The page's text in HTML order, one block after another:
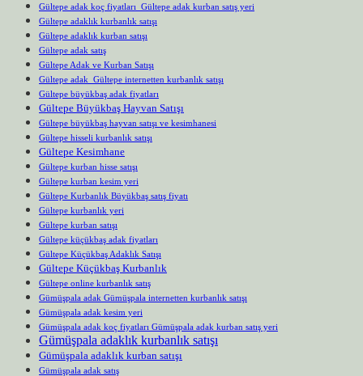
Gültepe adak koç fiyatları Gültepe adak kurban satış yeri
Gültepe adaklık kurbanlık satışı
Gültepe adaklık kurban satışı
Gültepe adak satış
Gültepe Adak ve Kurban Satışı
Gültepe adak Gültepe internetten kurbanlık satışı
Gültepe büyükbaş adak fiyatları
Gültepe Büyükbaş Hayvan Satışı
Gültepe büyükbaş hayvan satışı ve kesimhanesi
Gültepe hisseli kurbanlık satışı
Gültepe Kesimhane
Gültepe kurban hisse satışı
Gültepe kurban kesim yeri
Gültepe Kurbanlık Büyükbaş satış fiyatı
Gültepe kurbanlık yeri
Gültepe kurban satışı
Gültepe küçükbaş adak fiyatları
Gültepe Küçükbaş Adaklık Satışı
Gültepe Küçükbaş Kurbanlık
Gültepe online kurbanlık satış
Gümüşpala adak Gümüşpala internetten kurbanlık satışı
Gümüşpala adak kesim yeri
Gümüşpala adak koç fiyatları Gümüşpala adak kurban satış yeri
Gümüşpala adaklık kurbanlık satışı
Gümüşpala adaklık kurban satışı
Gümüşpala adak satış